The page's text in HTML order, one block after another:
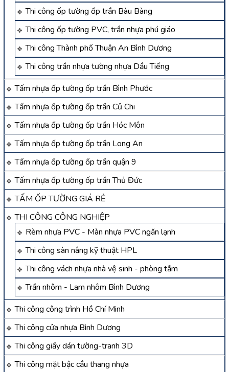
Thi công ốp tường ốp trần Bàu Bàng
Thi công ốp tường PVC, trần nhựa phú giáo
Thi công Thành phố Thuận An Bình Dương
Thi công trần nhựa tường nhựa Dầu Tiếng
Tấm nhựa ốp tường ốp trần Bình Phước
Tấm nhựa ốp tường ốp trần Củ Chi
Tấm nhựa ốp tường ốp trần Hóc Môn
Tấm nhựa ốp tường ốp trần Long An
Tấm nhựa ốp tường ốp trần quận 9
Tấm nhựa ốp tường ốp trần Thủ Đức
TẤM ỐP TƯỜNG GIÁ RẺ
THI CÔNG CÔNG NGHIỆP
Rèm nhựa PVC - Màn nhựa PVC ngăn lạnh
Thi công sàn nâng kỹ thuật HPL
Thi công vách nhựa nhà vệ sinh - phòng tắm
Trần nhôm - Lam nhôm Bình Dương
Thi công công trình Hồ Chí Minh
Thi công cửa nhựa Bình Dương
Thi công giấy dán tường-tranh 3D
Thi công mặt bậc cầu thang nhựa